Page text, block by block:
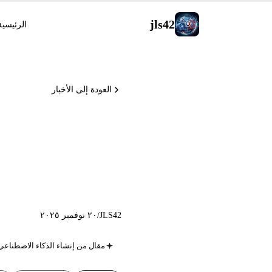
jls42
العودة إلى الأخبار
JLS42
/ ٢٠ نوفمبر ٢٠٢٥
مقال من إنشاء الذكاء